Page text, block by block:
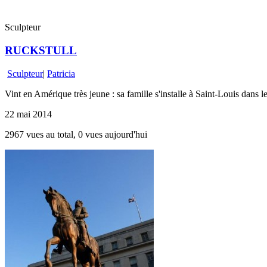
Sculpteur
RUCKSTULL
Sculpteur| Patricia
Vint en Amérique très jeune : sa famille s'installe à Saint-Louis dans
22 mai 2014
2967 vues au total, 0 vues aujourd'hui